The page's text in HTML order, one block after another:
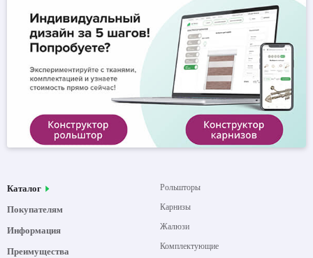
Каталог
Покупателям
Информация
Преимущества
Рольшторы
Карнизы
Жалюзи
Комплектующие